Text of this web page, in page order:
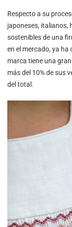
Respecto a su
japoneses, italianos,
sostenibles de una
en el mercado, ya
marca tiene una
más del 10% de sus
del total.